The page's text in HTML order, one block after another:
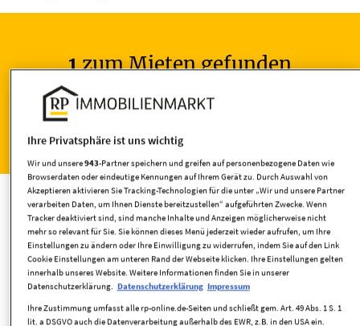
1zum Mieten gefunden
Ladenflächen mieten
Umkreis
Ihre Privatsphäre ist uns wichtig
Wir und unsere943-Partner speichern und greifen auf personenbezogene Daten wie
Browserdaten oder eindeutige Kennungen auf Ihrem Gerät zu. Durch Auswahl von
Akzeptieren aktivieren Sie Tracking-Technologien für die unter „Wir und unsere Partner
verarbeiten Daten, um Ihnen Dienste bereitzustellen“ aufgeführten Zwecke. Wenn
Tracker deaktiviert sind, sind manche Inhalte und Anzeigen möglicherweise nicht
mehr so relevant für Sie. Sie können dieses Menü jederzeit wieder aufrufen, um Ihre
Einstellungen zu ändern oder Ihre Einwilligung zu widerrufen, indem Sie auf den Link
Cookie Einstellungen am unteren Rand der Webseite klicken. Ihre Einstellungen gelten
innerhalb unseres Website. Weitere Informationen finden Sie in unserer
Datenschutzerklärung. Datenschutzerklärung Impressum
Ihre Zustimmung umfasst alle rp-online.de-Seiten und schließt gem. Art. 49 Abs. 1 S. 1
lit. a DSGVO auch die Datenverarbeitung außerhalb des EWR, z.B. in den USA ein.